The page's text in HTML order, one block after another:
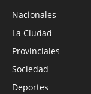
Nacionales
La Ciudad
Provinciales
Sociedad
Deportes